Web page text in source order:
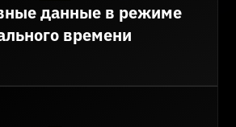
данные в режиме
времени